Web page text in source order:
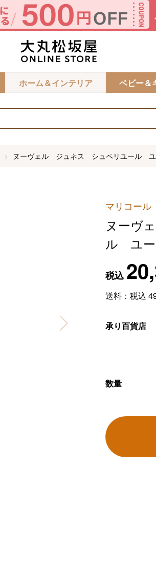
ホーム＆インテリア ベビー＆
ヌーヴェル ジュネス シュペリユール
マリコール
ヌーヴ
ル ユー
税込
送料：税込
承り百貨店
数量